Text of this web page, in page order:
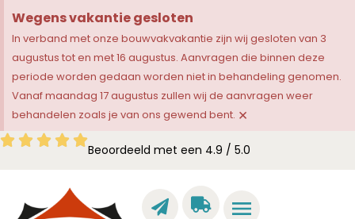
Wegens vakantie gesloten
In verband met onze bouwvakvakantie zijn wij gesloten van 3
augustus tot en met 16 augustus. Aanvragen die binnen deze
periode worden gedaan worden niet in behandeling genomen.
Vanaf maandag 17 augustus zullen wij de aanvragen weer
behandelen zoals je van ons gewend bent. ×
Beoordeeld met een 4.9 / 5.0